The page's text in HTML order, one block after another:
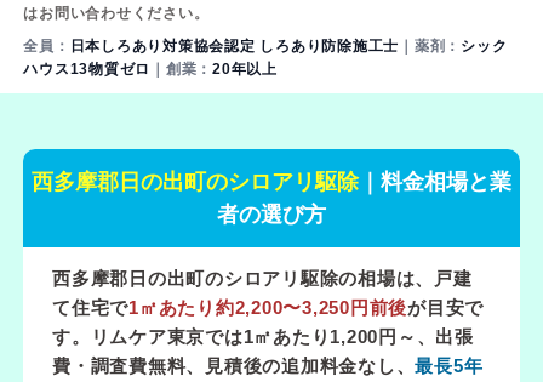
はお問い合わせください。
全員： 日本しろあり対策協会認定 しろあり防除施工士 ｜薬剤： シック
ハウス13物質ゼロ ｜創業：20年以上
西多摩郡日の出町のシロアリ駆除｜料金相場と業
者の選び方
西多摩郡日の出町のシロアリ駆除の相場は、戸建
て住宅で1㎡あたり約2,200〜3,250円前後が目安で
す。リムケア東京では1㎡あたり1,200円～ 、出張
費・調査費無料、見積後の追加料金なし、最長5年